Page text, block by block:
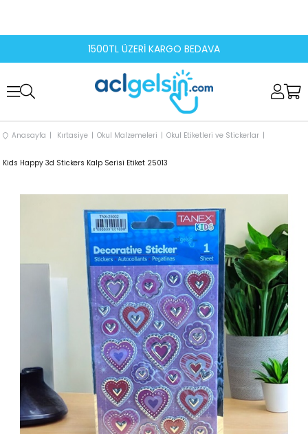
1500TL ÜZERİ KARGO BEDAVA
Anasayfa Kırtasiye Okul Malzemeleri Okul Etiketleri ve Stickerlar
Kids Happy 3d Stickers Kalp Serisi Etiket 25013